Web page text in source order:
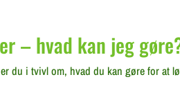
– hvad kan jeg
du i tvivl om, hvad du kan gøre for at